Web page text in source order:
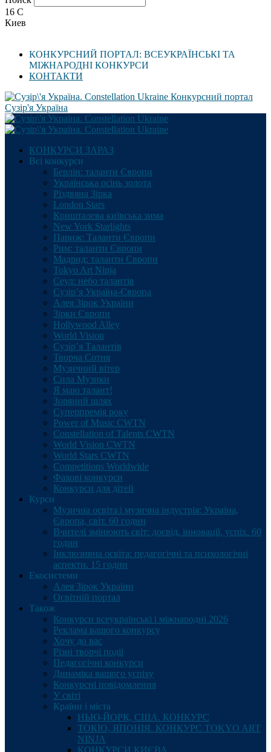
16 C
Киев
КОНКУРСНИЙ ПОРТАЛ: ВСЕУКРАЇНСЬКІ ТА
МІЖНАРОДНІ КОНКУРСИ
КОНТАКТИ
Конкурсний портал
Сузір'я Україна
КОНКУРСИ ЗАРАЗ
Всі конкурси
Берлін: таланти Європи
Українська осінь золота
Різдвяна Зірка
London Stars
Кришталева київська зима
New York Starlights
Париж: Таланти Європи
Рим: таланти Європи
Мадрид: таланти Європи
Tokyo Art Ninja
Сеул: небо талантів
Сузір’я Україна-Європа
Алея Зірок України
Зірки Європи
Hollywood Alley
World Vision
Сузір’я Талантів
Творча Сотня
Музичний вітер
Сила Музики
Я маю талант!
Зоряний шлях
Суперпремія року
Power of Music CWTN
Constellation of Talents CWTN
World Vision CWTN
World Stars CWTN
Competitions Worldwide
Фахові конкурси
Конкурси для дітей
Курси
Музична освіта і музична індустрія: Україна,
Європа, світ. 60 годин
Вчителі змінюють світ: досвід, інновації, успіх. 60
годин
Інклюзивна освіта: педагогічні та психологічні
аспекти. 15 годин
Екосистеми
Алея Зірок України
Освітній портал
Також
Конкурси всеукраїнські і міжнародні 2026
Реклама вашого конкурсу
Хочу до вас
Різні творчі події
Педагогічні конкурси
Динаміка вашого успіху
Конкурсні повідомлення
У світі
Країни і міста
НЬЮ-ЙОРК, США. КОНКУРС
ТОКІО, ЯПОНІЯ. КОНКУРС TOKYO ART
NINJA
КОНКУРСИ КИЄВА